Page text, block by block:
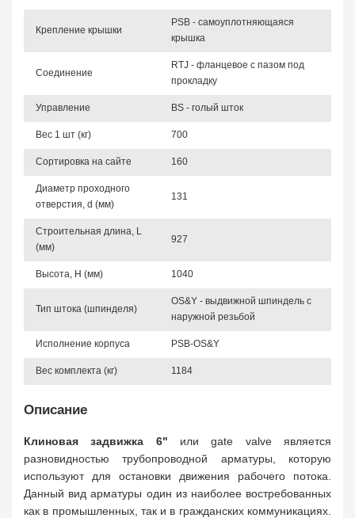
Крепление крышки
PSB - самоуплотняющаяся
крышка
Соединение
RTJ - фланцевое с пазом под
прокладку
Управление BS - голый шток
Вес 1 шт (кг) 700
Сортировка на сайте 160
Диаметр проходного
отверстия, d (мм)
131
Строительная длина, L
(мм)
927
Высота, Н (мм) 1040
Тип штока (шпинделя)
OS&Y - выдвижной шпиндель с
наружной резьбой
Исполнение корпуса PSB-OS&Y
Вес комплекта (кг) 1184
Описание
Клиновая задвижка 6" или gate valve является
разновидностью трубопроводной арматуры, которую
используют для остановки движения рабочего потока.
Данный вид арматуры один из наиболее востребованных
как в промышленных, так и в гражданских коммуникациях.